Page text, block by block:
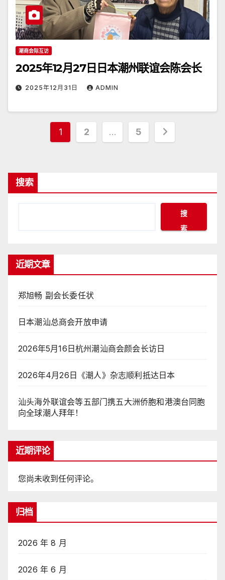
潮商会际互访
2025年12月27日日本潮州联谊会陈会长
2025年12月31日 ADMIN
文
页
1 2 … 5
搜索
搜
索
近期文章
郑旭畅 副会长委任状
日本潮汕总商会开放申请
2026年5月16日杭州潮汕商会颜会长访日
2026年4月26日《潮人》杂志顺利抵达日本
汕头海外联谊会等五部门携五大洲侨胞和港澳台同胞
向全球潮人拜年！
近期评论
您尚未收到任何评论。
归档
2026 年 8 月
2026 年 6 月